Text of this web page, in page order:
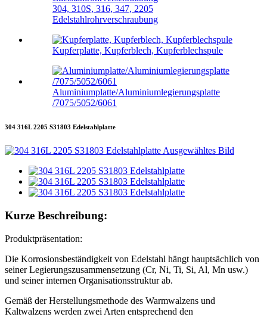
304, 310S, 316, 347, 2205
Edelstahlrohrverschraubung
Kupferplatte, Kupferblech, Kupferblechspule
Aluminiumplatte/Aluminiumlegierungsplatte
/7075/5052/6061
304 316L 2205 S31803 Edelstahlplatte
Kurze Beschreibung:
Produktpräsentation:
Die Korrosionsbeständigkeit von Edelstahl hängt hauptsächlich von
seiner Legierungszusammensetzung (Cr, Ni, Ti, Si, Al, Mn usw.)
und seiner internen Organisationsstruktur ab.
Gemäß der Herstellungsmethode des Warmwalzens und
Kaltwalzens werden zwei Arten entsprechend den